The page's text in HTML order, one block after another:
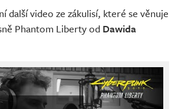
další video ze zákulisí, které se věnuje
Phantom Liberty od Dawida